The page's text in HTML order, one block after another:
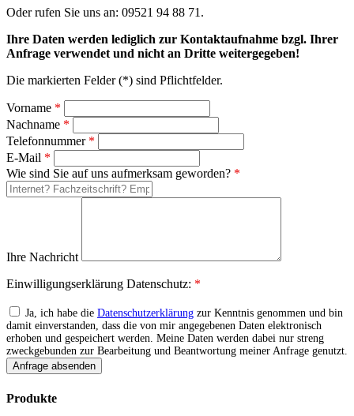
Oder rufen Sie uns an: 09521 94 88 71.
Ihre Daten werden lediglich zur Kontaktaufnahme bzgl. Ihrer
Anfrage verwendet und nicht an Dritte weitergegeben!
Die markierten Felder (*) sind Pflichtfelder.
Vorname *
Nachname *
Telefonnummer *
E-Mail *
Wie sind Sie auf uns aufmerksam geworden? *
Ihre Nachricht
Einwilligungserklärung Datenschutz: *
Ja, ich habe die Datenschutzerklärung zur Kenntnis genommen und bin
damit einverstanden, dass die von mir angegebenen Daten elektronisch
erhoben und gespeichert werden. Meine Daten werden dabei nur streng
zweckgebunden zur Bearbeitung und Beantwortung meiner Anfrage genutzt.
Produkte